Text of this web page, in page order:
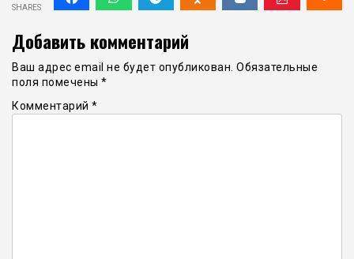
SHARES
Добавить комментарий
Ваш адрес email не будет опубликован. Обязательные
поля помечены *
Комментарий *